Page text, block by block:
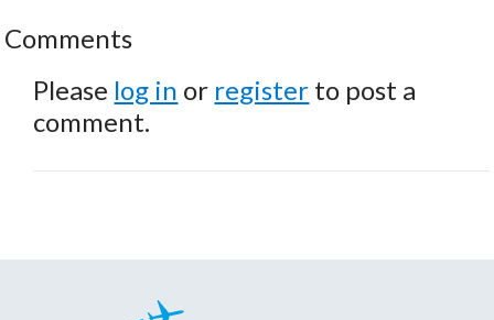
Comments
Please log in or register to post a
comment.